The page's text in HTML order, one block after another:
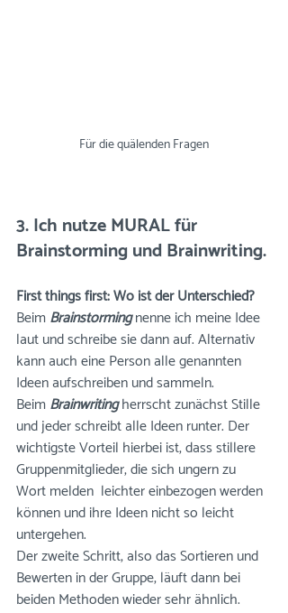
Für die quälenden Fragen
3. Ich nutze MURAL für
Brainstorming und Brainwriting.
First things first: Wo ist der Unterschied?
Beim Brainstorming nenne ich meine Idee
laut und schreibe sie dann auf. Alternativ
kann auch eine Person alle genannten
Ideen aufschreiben und sammeln.
Beim Brainwriting herrscht zunächst Stille
und jeder schreibt alle Ideen runter. Der
wichtigste Vorteil hierbei ist, dass stillere
Gruppenmitglieder, die sich ungern zu
Wort melden  leichter einbezogen werden
können und ihre Ideen nicht so leicht
untergehen.
Der zweite Schritt, also das Sortieren und
Bewerten in der Gruppe, läuft dann bei
beiden Methoden wieder sehr ähnlich.